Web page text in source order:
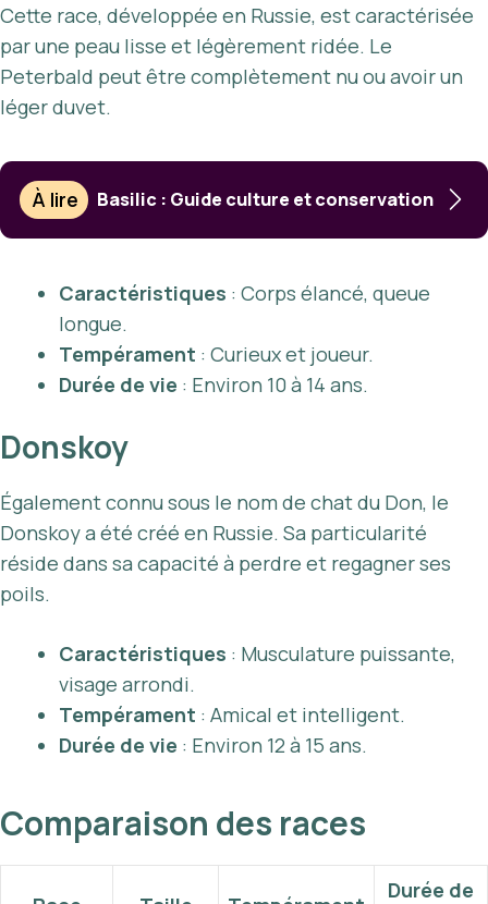
Cette race, développée en Russie, est caractérisée
par une peau lisse et légèrement ridée. Le
Peterbald peut être complètement nu ou avoir un
léger duvet.
À lire Basilic : Guide culture et conservation
Caractéristiques : Corps élancé, queue
longue.
Tempérament : Curieux et joueur.
Durée de vie : Environ 10 à 14 ans.
Donskoy
Également connu sous le nom de chat du Don, le
Donskoy a été créé en Russie. Sa particularité
réside dans sa capacité à perdre et regagner ses
poils.
Caractéristiques : Musculature puissante,
visage arrondi.
Tempérament : Amical et intelligent.
Durée de vie : Environ 12 à 15 ans.
Comparaison des races
Durée de